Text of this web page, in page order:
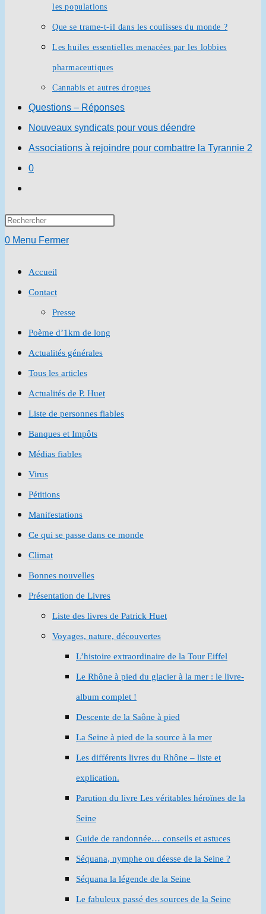
les populations
Que se trame-t-il dans les coulisses du monde ?
Les huiles essentielles menacées par les lobbies
pharmaceutiques
Cannabis et autres drogues
Questions – Réponses
Nouveaux syndicats pour vous déendre
Associations à rejoindre pour combattre la Tyrannie 2
0
search
Press
0 Menu Fermer
Accueil
Contact
Presse
Poème d’1km de long
Actualités générales
Tous les articles
Actualités de P. Huet
Liste de personnes fiables
Banques et Impôts
Médias fiables
Virus
Pétitions
Manifestations
Ce qui se passe dans ce monde
Climat
Bonnes nouvelles
Présentation de Livres
Liste des livres de Patrick Huet
Voyages, nature, découvertes
L’histoire extraordinaire de la Tour Eiffel
Le Rhône à pied du glacier à la mer : le livre-
album complet !
Descente de la Saône à pied
La Seine à pied de la source à la mer
Les différents livres du Rhône – liste et
explication.
Parution du livre Les véritables héroïnes de la
Seine
Guide de randonnée… conseils et astuces
Séquana, nymphe ou déesse de la Seine ?
Séquana la légende de la Seine
Le fabuleux passé des sources de la Seine